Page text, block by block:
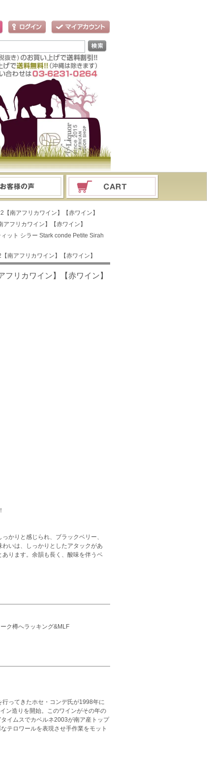
南アフリカワイン】【赤ワイン】
フリカワイン】【赤ワイン】
ット シラー Stark conde Petite Sirah
南アフリカワイン】【赤ワイン】
リカワイン】【赤ワイン】
かりと感じられ、ブラックベリー、
いは、しっかりとしたアタックがあ
ります。余韻も長く、酸味を伴うベ
ク樽へラッキング&MLF
ってきたホセ・コンデ氏が1998年に
ン造りを開始。このワインがその年の
イムスでカベルネ2003が南ア産トップ
テロワールを表現させ手作業をモット